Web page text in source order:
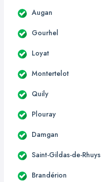
Augan
Gourhel
Loyat
Montertelot
Quily
Plouray
Damgan
Saint-Gildas-de-Rhuys
Brandérion